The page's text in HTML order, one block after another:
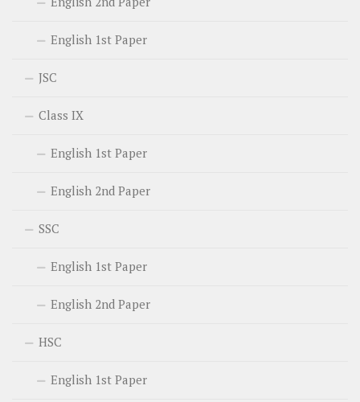
English 1st Paper
JSC
Class IX
English 1st Paper
English 2nd Paper
SSC
English 1st Paper
English 2nd Paper
HSC
English 1st Paper